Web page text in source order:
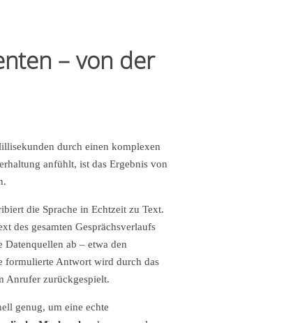
– von der
durch einen komplexen
anfühlt, ist das Ergebnis von
die Sprache in Echtzeit zu Text.
des gesamten Gesprächsverlaufs
ab – etwa den
formulierte Antwort wird durch das
Anrufer zurückgespielt.
genug, um eine echte